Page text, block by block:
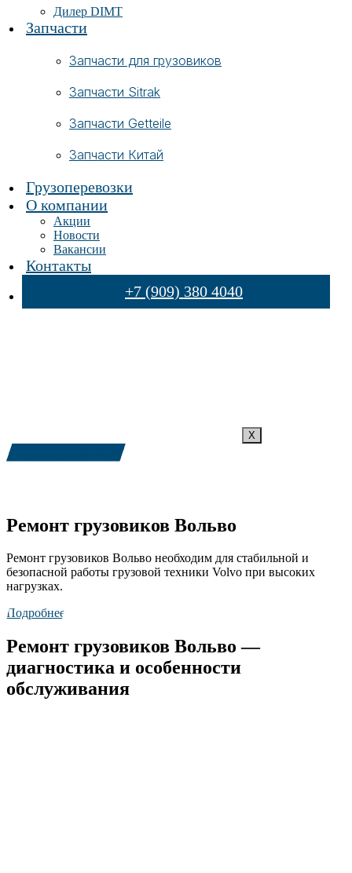
Дилер DIMT
Запчасти
Запчасти для грузовиков
Запчасти Sitrak
Запчасти Getteile
Запчасти Китай
Грузоперевозки
О компании
Акции
Новости
Вакансии
Контакты
+7 (909) 380 4040
X
+7 (909) 380-4040
Ремонт грузовиков Вольво
Ремонт грузовиков Вольво необходим для стабильной и
безопасной работы грузовой техники Volvo при высоких
нагрузках.
Подробнее
Ремонт грузовиков Вольво —
диагностика и особенности
обслуживания